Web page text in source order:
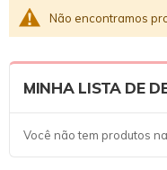
Não encontramos
MINHA LISTA DE
Você não tem produtos